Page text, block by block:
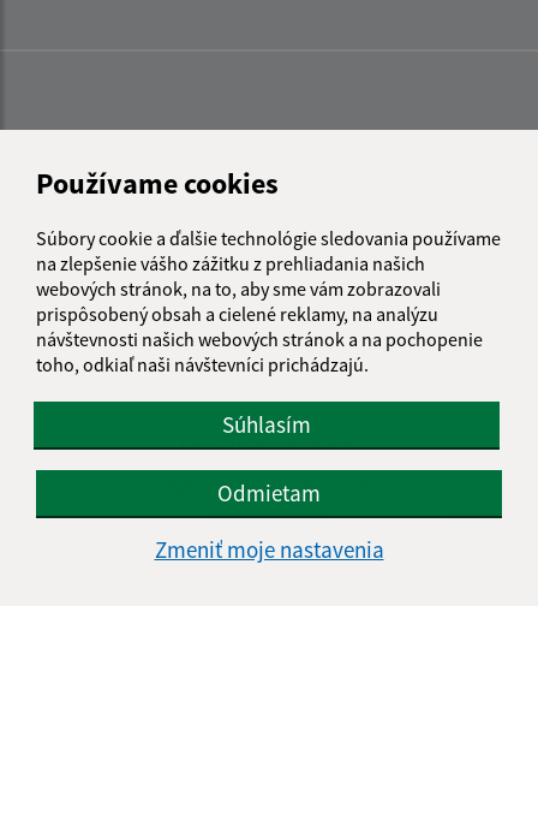
Používame cookies
Súbory cookie a ďalšie technológie sledovania používame
na zlepšenie vášho zážitku z prehliadania našich
webových stránok, na to, aby sme vám zobrazovali
prispôsobený obsah a cielené reklamy, na analýzu
návštevnosti našich webových stránok a na pochopenie
toho, odkiaľ naši návštevníci prichádzajú.
Súhlasím
Odmietam
Zmeniť moje nastavenia
Informácie o stránke:
Vyhlásenie o prístupnosti
Autorské práva
Ochrana osobných údajov